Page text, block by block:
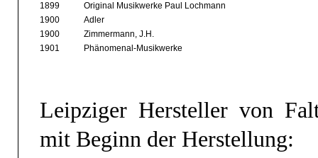
1899
Original Musikwerke Paul Lochmann
1900
Adler
1900
Zimmermann, J.H.
1901
Phänomenal-Musikwerke
Leipziger Hersteller von
mit Beginn der Herstellung: